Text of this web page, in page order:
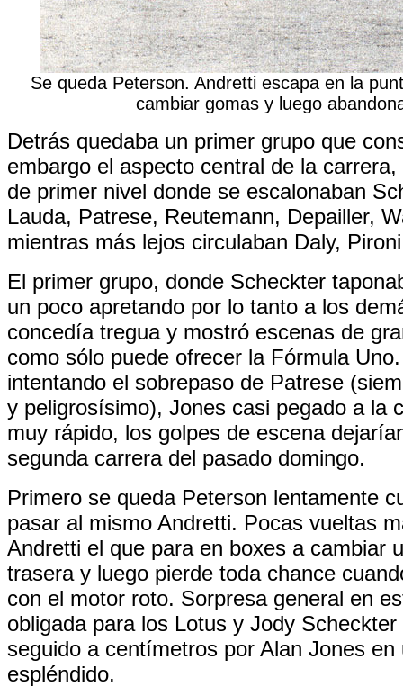
Se queda Peterson. Andretti escapa en la
cambiar gomas y luego
Detrás quedaba un primer grupo que
embargo el aspecto central de la
de primer nivel donde se escalonaban
Lauda, Patrese, Reutemann, Depailler,
mientras más lejos circulaban Daly,
El primer grupo, donde Scheckter
un poco apretando por lo tanto a los
concedía tregua y mostró escenas de
como sólo puede ofrecer la Fórmula
intentando el sobrepaso de Patrese
y peligrosísimo), Jones casi pegado a la
muy rápido, los golpes de escena
segunda carrera del pasado domingo.
Primero se queda Peterson lentamente
pasar al mismo Andretti. Pocas vueltas
Andretti el que para en boxes a cambiar
trasera y luego pierde toda chance
con el motor roto. Sorpresa general en
obligada para los Lotus y Jody
seguido a centímetros por Alan Jones en
espléndido.